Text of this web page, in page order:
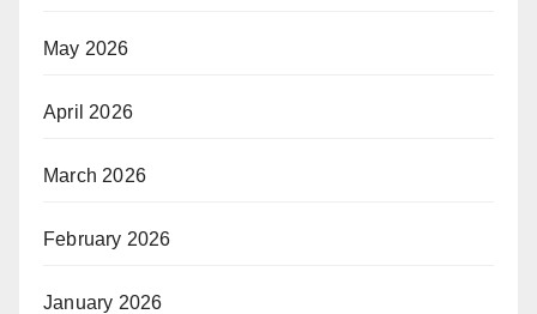
May 2026
April 2026
March 2026
February 2026
January 2026